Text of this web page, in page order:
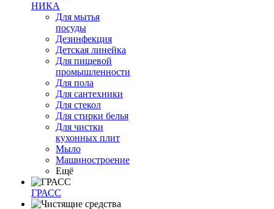
НИКА
Для мытья
посуды
Дезинфекция
Детская линейка
Для пищевой
промышленности
Для пола
Для сантехники
Для стекол
Для стирки белья
Для чистки
кухонных плит
Мыло
Машиностроение
Ещё
ГРАСС